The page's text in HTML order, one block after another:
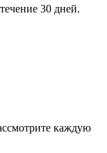
30 дней.
каждую